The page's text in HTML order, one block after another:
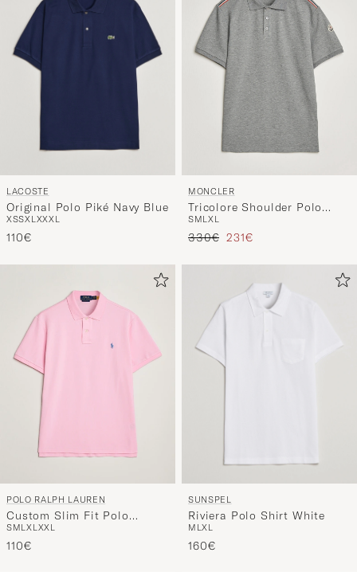
LACOSTE
Original Polo Piké Navy Blue
XSSXLXXXL
110€
MONCLER
Tricolore Shoulder Polo
Light Grey
SMLXL
Regulärer Preis
330€ Reduzierter Preis
231€
POLO RALPH LAUREN
Custom Slim Fit Polo
Carmel Pink
SMLXLXXL
110€
SUNSPEL
Riviera Polo Shirt White
M LXL
160€